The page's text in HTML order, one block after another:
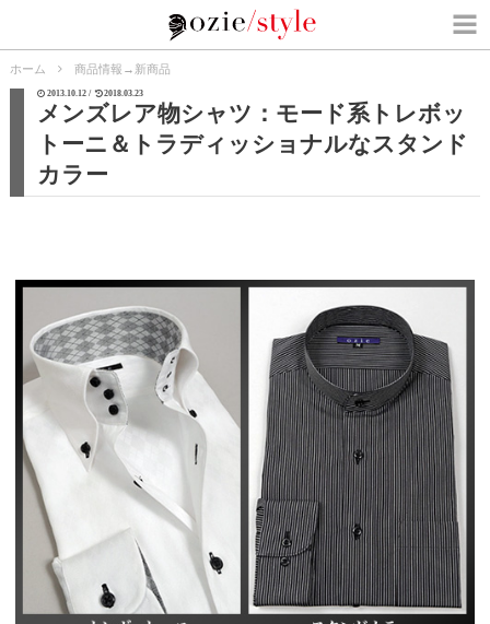
ホーム 商品情報 → 新商品
2013.10.12 / 2018.03.23
メンズレア物シャツ：モード系トレボッ
トーニ＆トラディッショナルなスタンド
カラー